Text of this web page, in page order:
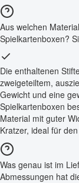
Aus welchen
Spielkartenboxen?
Die enthaltenen
zweigeteiltem,
Gewicht und eine
Spielkartenboxen
Material mit guter
Kratzer, ideal für
Was genau ist im
Abmessungen hat